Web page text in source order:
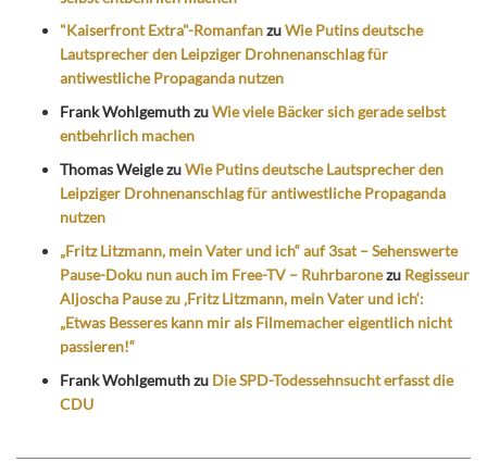
"Kaiserfront Extra"-RomanfanzuWie Putins deutsche
Lautsprecher den Leipziger Drohnenanschlag für
antiwestliche Propaganda nutzen
Frank WohlgemuthzuWie viele Bäcker sich gerade selbst
entbehrlich machen
Thomas WeiglezuWie Putins deutsche Lautsprecher den
Leipziger Drohnenanschlag für antiwestliche Propaganda
nutzen
„Fritz Litzmann, mein Vater und ich“ auf 3sat – Sehenswerte
Pause-Doku nun auch im Free-TV – Ruhrbaronezu Regisseur
Aljoscha Pause zu ‚Fritz Litzmann, mein Vater und ich‘:
„Etwas Besseres kann mir als Filmemacher eigentlich nicht
passieren!“
Frank Wohlgemuthzu Die SPD-Todessehnsucht erfasst die
CDU